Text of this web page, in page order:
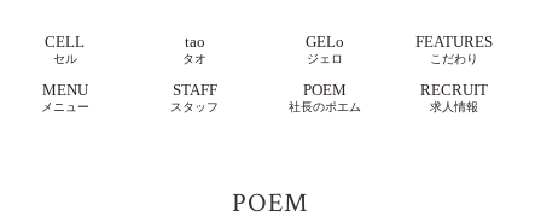
CELL
セル
tao
タオ
GELo
ジェロ
FEATURES
こだわり
MENU
メニュー
STAFF
スタッフ
POEM
社長のポエム
RECRUIT
求人情報
POEM